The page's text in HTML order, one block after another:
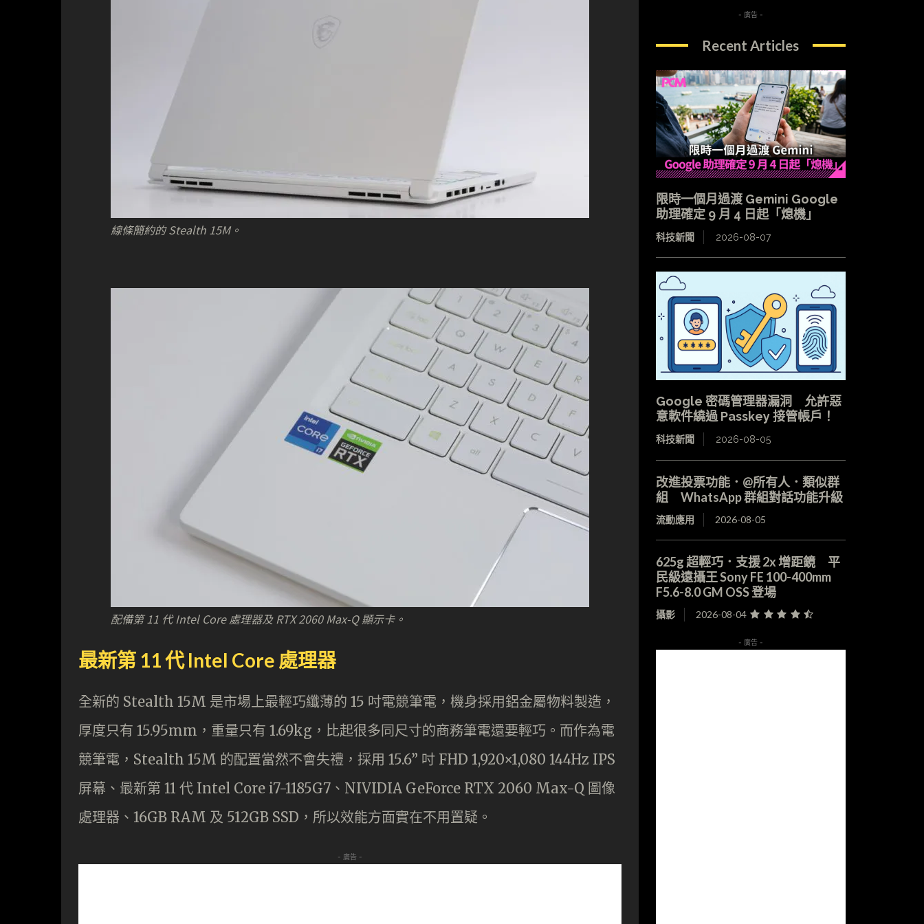
線條簡約的 Stealth 15M。
配備第 11 代 Intel Core 處理器及 RTX 2060 Max-Q 顯示卡。
最新第 11 代 Intel Core 處理器
全新的 Stealth 15M 是市場上最輕巧纖薄的 15 吋電競筆電，機身採用鋁金屬物料製造，
厚度只有 15.95mm，重量只有 1.69kg，比起很多同尺寸的商務筆電還要輕巧。而作為電
競筆電，Stealth 15M 的配置當然不會失禮，採用 15.6” 吋 FHD 1,920×1,080 144Hz IPS
屏幕、最新第 11 代 Intel Core i7-1185G7、NIVIDIA GeForce RTX 2060 Max-Q 圖像
處理器、16GB RAM 及 512GB SSD，所以效能方面實在不用置疑。
- 廣告 -
- 廣告 -
Recent Articles
限時一個月過渡 Gemini Google
助理確定 9 月 4 日起「熄機」
科技新聞 2026-08-07
Google 密碼管理器漏洞 允許惡
意軟件繞過 Passkey 接管帳戶！
科技新聞 2026-08-05
改進投票功能．@所有人．類似群
組 WhatsApp 群組對話功能升級
流動應用 2026-08-05
625g 超輕巧．支援 2x 增距鏡 平
民級遠攝王 Sony FE 100-400mm
F5.6-8.0 GM OSS 登場
攝影 2026-08-04
- 廣告 -